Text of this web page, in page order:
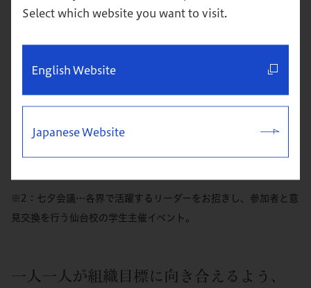
Select which website you want to visit.
English Website
Japanese Website
が芽生え、自分の可能性を信じられるように。この変化
は、仕事をする上で大きな糧になっています。
実行委員として参画しているのですが、みんなでアイデア
グロービスの仲間たちは、一緒にいるだけで力をもらえる
私にとっては特別な存在です。
※2：七夕会議…各界で活躍するリーダーをお招きし、参加者と意
見交換を行う仙台校の学生主催イベント。
一人一人が組織目標に向き合えるよう、